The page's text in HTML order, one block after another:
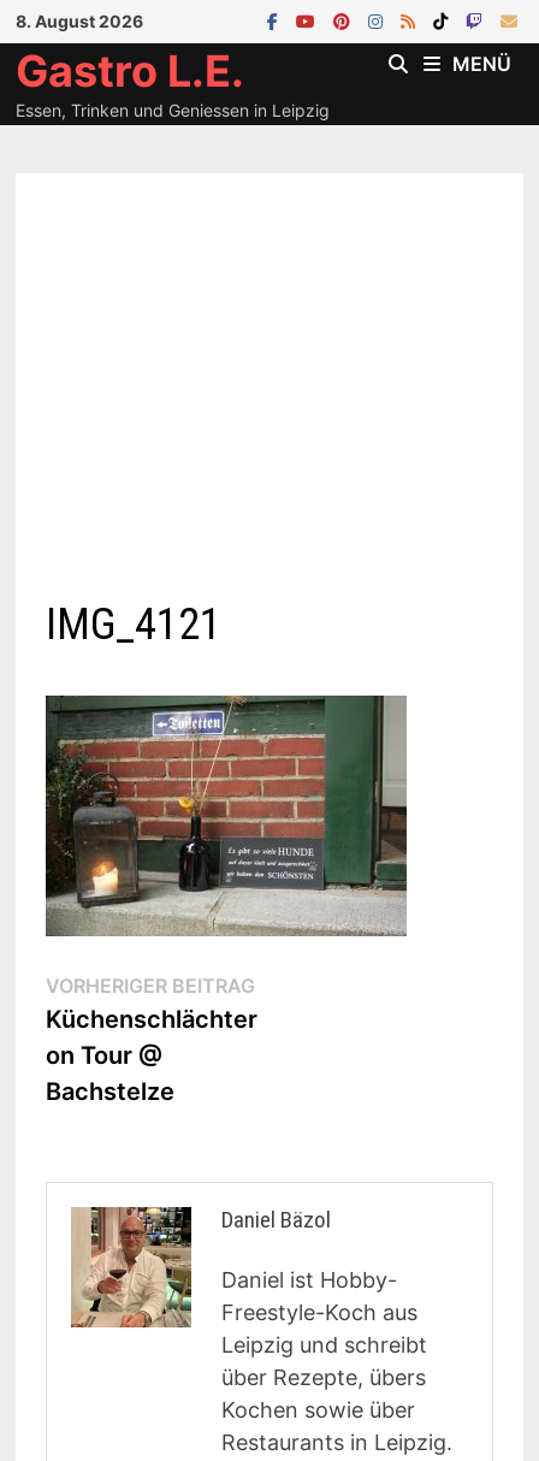
Zum
Inhalt
springen
8. August 2026
Gastro L.E.
Essen, Trinken und Geniessen in Leipzig
MENÜ
IMG_4121
Beitragsnavigation
VORHERIGER BEITRAGVorheriger
Beitrag:
Küchenschlächter
on Tour @
Bachstelze
Daniel Bäzol
Daniel ist Hobby-
Freestyle-Koch aus
Leipzig und schreibt
über Rezepte, übers
Kochen sowie über
Restaurants in Leipzig.